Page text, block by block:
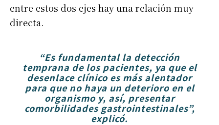
entre estos dos ejes hay una relación muy
directa.
“Es fundamental la detección
temprana de los pacientes, ya que el
desenlace clínico es más alentador
para que no haya un deterioro en el
organismo y, así, presentar
comorbilidades gastrointestinales”,
explicó.